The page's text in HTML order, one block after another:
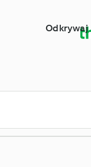
Odkrywaj